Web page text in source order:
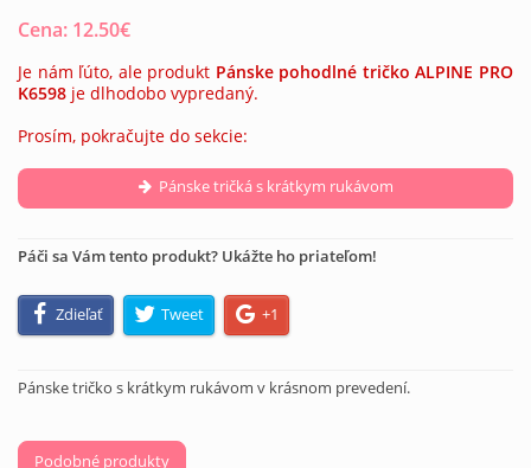
Cena: 12.50€
Je nám ľúto, ale produkt Pánske pohodlné tričko ALPINE PRO
K6598 je dlhodobo vypredaný.
Prosím, pokračujte do sekcie:
Pánske tričká s krátkym rukávom
Páči sa Vám tento produkt? Ukážte ho priateľom!
Zdieľať Tweet +1
Pánske tričko s krátkym rukávom v krásnom prevedení.
Podobné produkty